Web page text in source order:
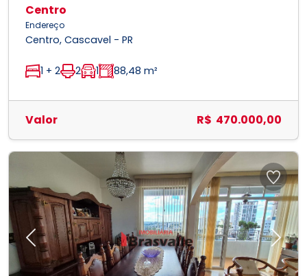
Centro
Endereço
Centro, Cascavel - PR
1 + 2 2 1 88,48 m²
Valor R$ 470.000,00
Previous Next